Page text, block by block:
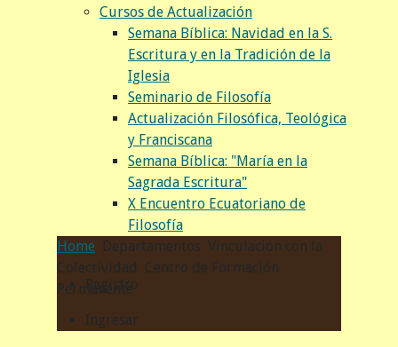
Cursos de Actualización
Semana Bíblica: Navidad en la S.
Escritura y en la Tradición de la
Iglesia
Seminario de Filosofía
Actualización Filosófica, Teológica
y Franciscana
Semana Bíblica: "María en la
Sagrada Escritura"
X Encuentro Ecuatoriano de
Filosofía
Home Departamentos Vinculación con la
Colectividad Centro de Formación
Permanente
Registro
Ingresar